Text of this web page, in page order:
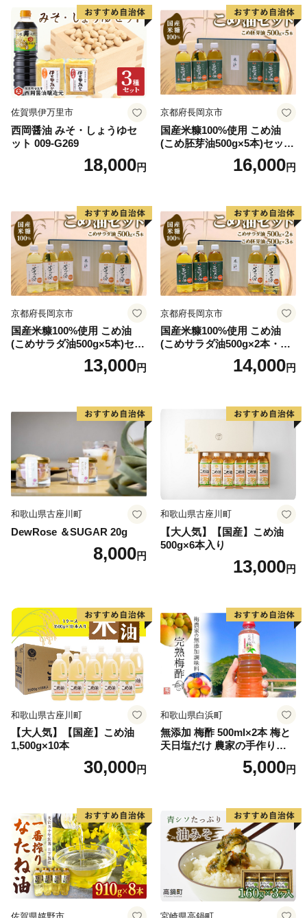
佐賀県伊万里市
西岡醤油 みそ・しょうゆセ
ット 009-G269
18,000円
京都府長岡京市
国産米糠100%使用 こめ油
(こめ胚芽油500g×5本)セット
16,000円
京都府長岡京市
国産米糠100%使用 こめ油
(こめサラダ油500g×5本)セッ
13,000円
京都府長岡京市
国産米糠100%使用 こめ油
(こめサラダ油500g×2本・こ
め胚芽油500g×3本)セット [1
14,000円
和歌山県古座川町
DewRose ＆SUGAR 20g
8,000円
和歌山県古座川町
【大人気】【国産】こめ油
500g×6本入り
13,000円
和歌山県古座川町
【大人気】【国産】こめ油
1,500g×10本
30,000円
和歌山県白浜町
無添加 梅酢 500ml×2本 梅と
天日塩だけ 農家の手作り完
5,000円
佐賀県嬉野市 宮崎県高鍋町